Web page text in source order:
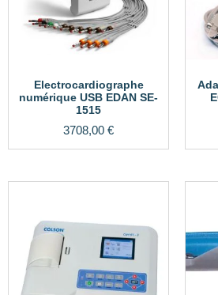
Electrocardiographe
numérique USB EDAN SE-
1515
3708,00 €